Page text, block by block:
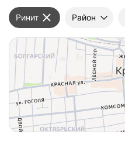
Ринит Район